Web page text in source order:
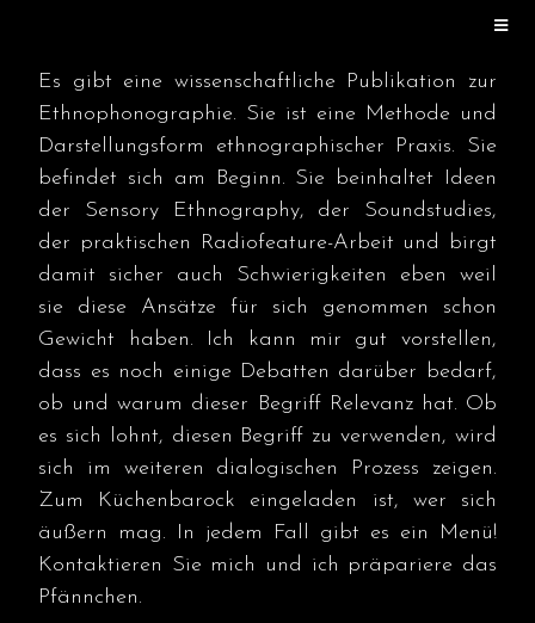
Es gibt eine wissenschaftliche Publikation zur
Ethnophonographie. Sie ist eine Methode und
Darstellungsform ethnographischer Praxis. Sie
befindet sich am Beginn. Sie beinhaltet Ideen
der Sensory Ethnography, der Soundstudies,
der praktischen Radiofeature-Arbeit und birgt
damit sicher auch Schwierigkeiten eben weil
sie diese Ansätze für sich genommen schon
Gewicht haben. Ich kann mir gut vorstellen,
dass es noch einige Debatten darüber bedarf,
ob und warum dieser Begriff Relevanz hat. Ob
es sich lohnt, diesen Begriff zu verwenden, wird
sich im weiteren dialogischen Prozess zeigen.
Zum Küchenbarock eingeladen ist, wer sich
äußern mag. In jedem Fall gibt es ein Menü!
Kontaktieren Sie mich und ich präpariere das
Pfännchen.